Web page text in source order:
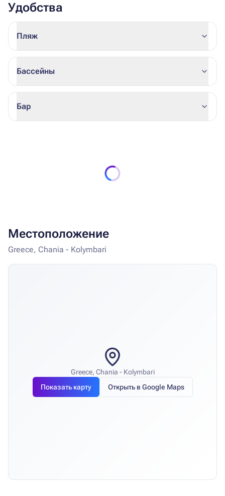
Удобства
Пляж
Бассейны
Бар
Местоположение
Greece, Chania - Kolymbari
Greece, Chania - Kolymbari
Показать карту
Открыть в Google Maps